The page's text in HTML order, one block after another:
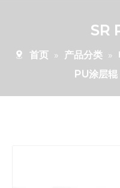
SR
首页 » 产品分类 »
PU涂层辊